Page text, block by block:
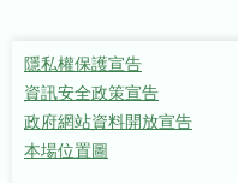
隱私權保護宣告
資訊安全政策宣告
政府網站資料開放宣告
本場位置圖